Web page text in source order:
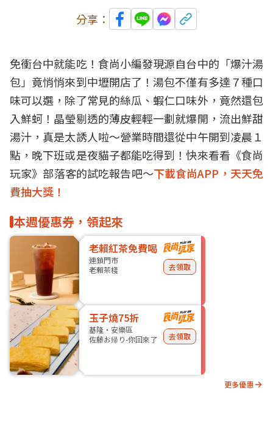
分享：
免衝台中就能吃！食尚小編發現源自台中的「爆汁湯
包」竟悄悄來到中壢開店了！湯包不僅有多達７種口
味可以選，除了常見的絲瓜、蝦仁口味外，竟然還包
入鮮蚵！晶瑩剔透的薄皮輕輕一劃就爆開，流出鮮甜
湯汁，真是太誘人啦～營業時間還從中午開到凌晨１
點，晚下班或是夜貓子都能吃得到！快來看看《食尚
玩家》部落客的試吃報告吧～下載食尚APP，天天免
費抽大獎！
本週優惠券，領起來
老賴紅茶免費喝
連鎖門市
老賴茶棧
去領取
玉子燒75折
基隆・安樂區
佐藤お帰り-你回來了
去領取
更多優惠